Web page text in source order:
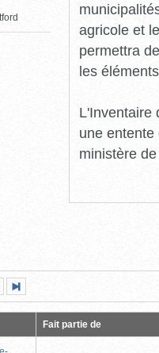
agricole et
permettra
les
L'Inventaire
une
ministère
page
Fait partie de